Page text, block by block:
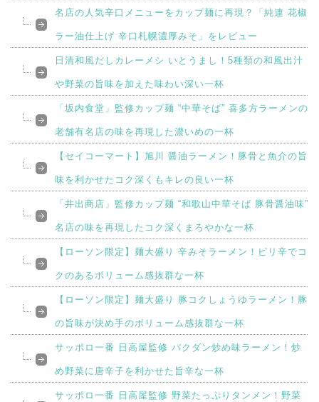
名店の人気辛口メニューをカップ麺に再現？「純連 花椒
ラー油仕上げ 辛口札幌濃厚みそ」をレビュー
日清和風だしカレーメシ いとうまし！5種類の和風出汁
や野菜の旨味を加えた味わい深い一杯
「坂内食堂」監修カップ麺 “中華そば” 喜多方ラーメンの
老舗有名店の味を再現した濃いめの一杯
【セイコーマート】旭川 醤油ラーメン！豚骨と魚介の旨
味を利かせたコク深くもキレの良い一杯
「井出商店」監修カップ麺 “和歌山中華そば 豚骨醤油味”
名店の味を再現したコク深くまろやかな一杯
【ローソン限定】麺大盛り 辛みそラーメン！ピリ辛でコ
クのあるボリューム感抜群な一杯
【ローソン限定】麺大盛り 豚コクしょうゆラーメン！豚
の旨味が決め手のボリューム感抜群な一杯
サッポロ一番 日高屋監修 バクダン炒め味ラーメン！炒
め野菜に唐辛子を利かせた旨辛な一杯
サッポロ一番 日高屋監修 野菜たっぷりタンメン！野菜